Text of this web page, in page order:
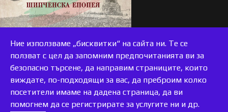
Ние използваме „бисквитки“ на сайта ни. Те се
ползват с цел да запомним предпочитанията ви за
безопасно търсене, да направим страниците, които
виждате, по-подходящи за вас, да преброим колко
посетители имаме на дадена страница, да ви
помогнем да се регистрирате за услугите ни и др.
accessible